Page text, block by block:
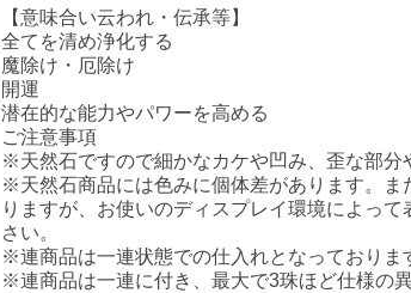
【意味合い云われ・伝承等】
全てを清め浄化する
魔除け・厄除け
開運
潜在的な能力やパワーを高める
ご注意事項
※天然石ですので細かなカケや凹み、歪な部分
※天然石商品には色みに個体差があります。
りますが、お使いのディスプレイ環境によっ
さい。
※連商品は一連状態での仕入れとなっておりま
※連商品は一連に付き、最大で3珠ほど仕様の